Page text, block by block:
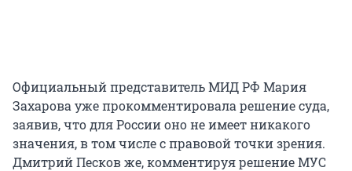
Официальный представитель МИД РФ Мария
Захарова уже прокомментировала решение суда,
заявив, что для России оно не имеет никакого
значения, в том числе с правовой точки зрения.
Дмитрий Песков же, комментируя решение МУС